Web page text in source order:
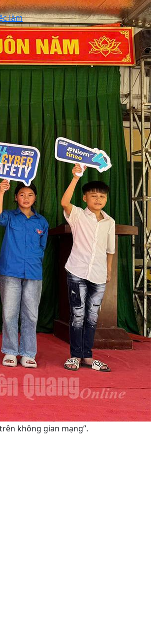
không gian mạng”.
làm